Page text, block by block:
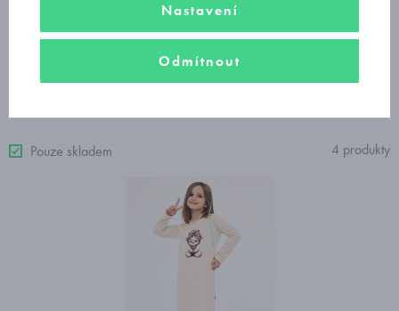
Seřadit podle
Nejprodávanější
Pouze skladem 4 produkty
Nastavení
Odmítnout